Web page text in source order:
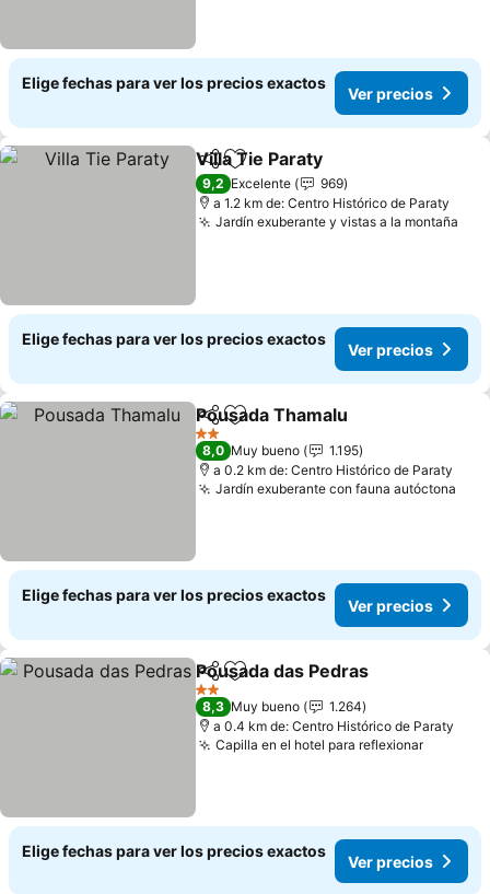
Elige fechas para ver los precios exactos
Ver precios
CompartirAgregar a favoritos
Villa Tie Paraty
9,2 Excelente
969
a 1.2 km de: Centro Histórico de Paraty
Jardín exuberante y vistas a la montaña
Elige fechas para ver los precios exactos
Ver precios
CompartirAgregar a favoritos
Pousada Thamalu
2 Estrellas
8,0 Muy bueno
1.195
a 0.2 km de: Centro Histórico de Paraty
Jardín exuberante con fauna autóctona
Elige fechas para ver los precios exactos
Ver precios
CompartirAgregar a favoritos
Pousada das Pedras
2 Estrellas
8,3 Muy bueno
1.264
a 0.4 km de: Centro Histórico de Paraty
Capilla en el hotel para reflexionarVer
Elige fechas para ver los precios exactos
Ver precios